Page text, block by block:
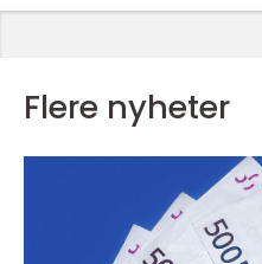
Flere nyheter